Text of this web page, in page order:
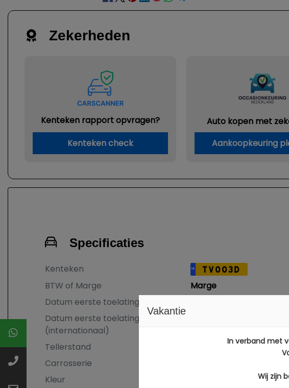
Zekerheden
Kenteken rapport opvragen?
Kenteken check
Auto kopen met
Aankoopkeuring
Specificaties
Kenteken NL TV003D
BTW of Marge
Marge
Datum eerste toelating
Datum eerste toelating
(internationaal)
Tellerstand
149.657 KM
Carrosserie
Kleur
Vakantie
In verband met
Wij zijn